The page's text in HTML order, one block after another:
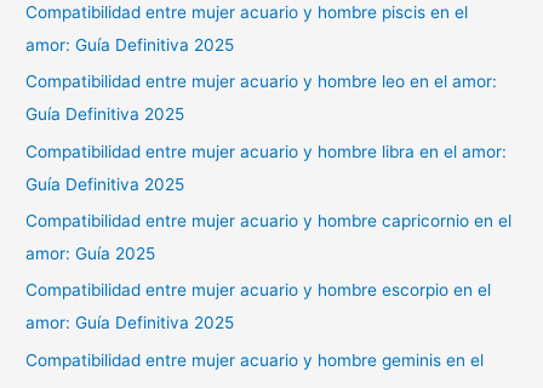
Compatibilidad entre mujer acuario y hombre piscis en el
amor: Guía Definitiva 2025
Compatibilidad entre mujer acuario y hombre leo en el amor:
Guía Definitiva 2025
Compatibilidad entre mujer acuario y hombre libra en el amor:
Guía Definitiva 2025
Compatibilidad entre mujer acuario y hombre capricornio en el
amor: Guía 2025
Compatibilidad entre mujer acuario y hombre escorpio en el
amor: Guía Definitiva 2025
Compatibilidad entre mujer acuario y hombre geminis en el